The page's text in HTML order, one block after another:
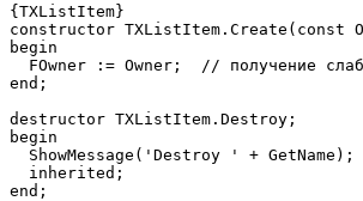
{TXListItem}
constructor TXListItem.Create(const
begin
FOwner := Owner;  // получение
end;
destructor TXListItem.Destroy;
begin
  ShowMessage('Destroy ' + GetName);
  inherited;
end;